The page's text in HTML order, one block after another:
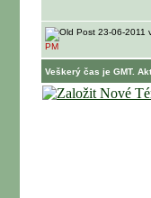
23-06-2011
PM
Veškerý čas je GMT.